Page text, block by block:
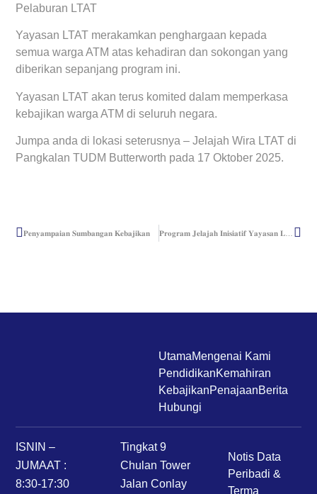
Pelaburan LTAT
Yayasan LTAT merakamkan penghargaan kepada
semua warga ATM atas kehadiran dan sokongan yang
diberikan sepanjang program ini.
Yayasan LTAT akan terus komited dalam memperkasa
kebajikan warga ATM di seluruh negara.
Jumpa anda di lokasi seterusnya – Jelajah Wira LTAT di
Pangkalan TUDM Butterworth pada 17 Oktober 2025.
𝐏𝐞𝐧𝐲𝐚𝐦𝐩𝐚𝐢𝐚𝐧 𝐒𝐮𝐦𝐛𝐚𝐧𝐠𝐚𝐧 𝐊𝐞𝐛𝐚𝐣𝐢𝐤𝐚𝐧 𝐏𝐫𝐨𝐠𝐫𝐚𝐦 𝐉𝐞𝐥𝐚𝐣𝐚𝐡 𝐈𝐧𝐢𝐬𝐢𝐚𝐭𝐢𝐟 𝐘𝐚𝐲𝐚𝐬𝐚𝐧 𝐋𝐓𝐀𝐓 & 𝐊𝐞𝐦𝐚𝐡𝐢𝐫𝐚𝐧 𝐊𝐞𝐥𝐮𝐚𝐫𝐠𝐚 𝐓𝐞𝐧𝐭𝐞𝐫𝐚 (𝐊²𝐓) – Kem Penrissen
UtamaMengenai Kami
PendidikanKemahiran
KebajikanPenajaanBerita
Hubungi
ISNIN –
JUMAAT :
8:30-17:30
Tingkat 9
Chulan Tower
Jalan Conlay
Notis Data
Peribadi &
Terma